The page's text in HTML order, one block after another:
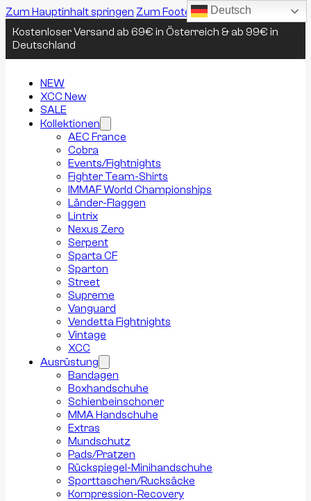
Zum Hauptinhalt springen Zum Footer springen
Kostenloser Versand ab 69€ in Österreich & ab 99€ in
Deutschland
NEW
XCC New
SALE
Kollektionen
AEC France
Cobra
Events/Fightnights
Fighter Team-Shirts
IMMAF World Championships
Länder-Flaggen
Lintrix
Nexus Zero
Serpent
Sparta CF
Sparton
Street
Supreme
Vanguard
Vendetta Fightnights
Vintage
XCC
Ausrüstung
Bandagen
Boxhandschuhe
Schienbeinschoner
MMA Handschuhe
Extras
Mundschutz
Pads/Pratzen
Rückspiegel-Minihandschuhe
Sporttaschen/Rucksäcke
Kompression-Recovery
Deutsch